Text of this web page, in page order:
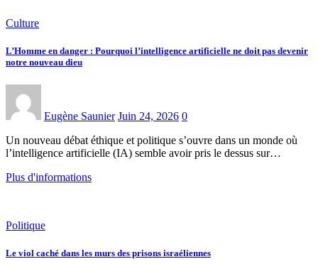
Culture
L’Homme en danger : Pourquoi l’intelligence artificielle ne doit pas devenir
notre nouveau dieu
Eugène Saunier Juin 24, 2026 0
Un nouveau débat éthique et politique s’ouvre dans un monde où
l’intelligence artificielle (IA) semble avoir pris le dessus sur…
Plus d'informations
Politique
Le viol caché dans les murs des prisons israéliennes